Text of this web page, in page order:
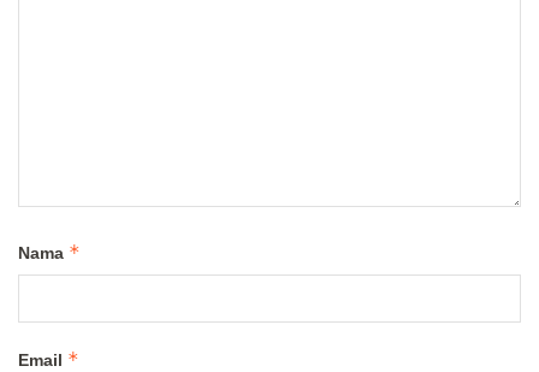
Nama *
Email *